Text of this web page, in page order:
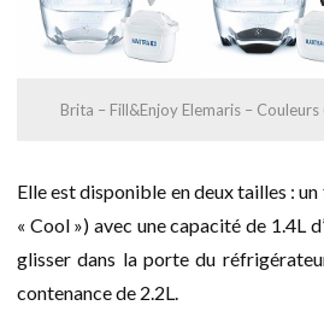
Brita – Fill&Enjoy Elemaris –
Elle est disponible en deux tailles :
« Cool ») avec une capacité de 1.4L
glisser dans la porte du
contenance de 2.2L.